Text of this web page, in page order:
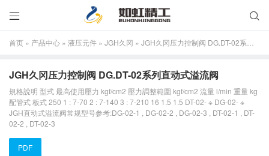


首页 » 产品中心 » 液压元件 » JGH久冈 » JGH久冈压力控制阀 DG.DT-02系列直动式溢流阀
JGH久冈压力控制阀 DG.DT-02系列直动式溢流阀
規格說明 型式 最高使用壓力 kgf/cm2 壓力調整範圍 kgf/cm2 流量 l/min 重量 kg
配管式 板式 250 1 : 7-70 2 : 7-140 3 : 7-210 16 1.5 1.5 DT-02- ※ DG-02- ※
JGH直动式溢流阀常规型号参考:DG-02-1 , DG-02-2 , DG-02-3 , DT-02-1 , DT-
02-2 , DT-02-3
PDF